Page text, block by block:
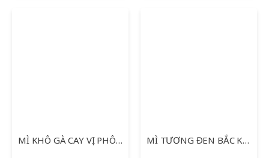
MÌ KHÔ GÀ CAY VỊ PHÔ MAI 140G MÌ TƯƠNG ĐEN BẮC KINH NỘI ĐỊA OTTOGI 135G